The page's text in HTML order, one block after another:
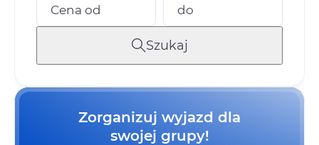
Cena od do
Szukaj
Zorganizuj wyjazd dla
swojej grupy!